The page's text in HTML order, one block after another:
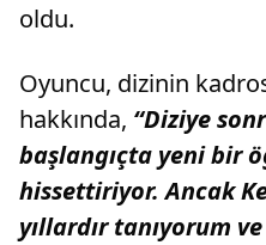
oldu.
Oyuncu, dizinin
hakkında, “Diziye
başlangıçta yeni bir
hissettiriyor. Ancak
yıllardır tanıyorum